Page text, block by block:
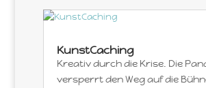
KunstCaching
Kreativ durch die Krise. Die
versperrt den Weg auf die